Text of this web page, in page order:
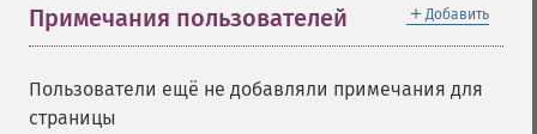
＋ Добавить
Примечания пользователей
Пользователи ещё не добавляли примечания для
страницы